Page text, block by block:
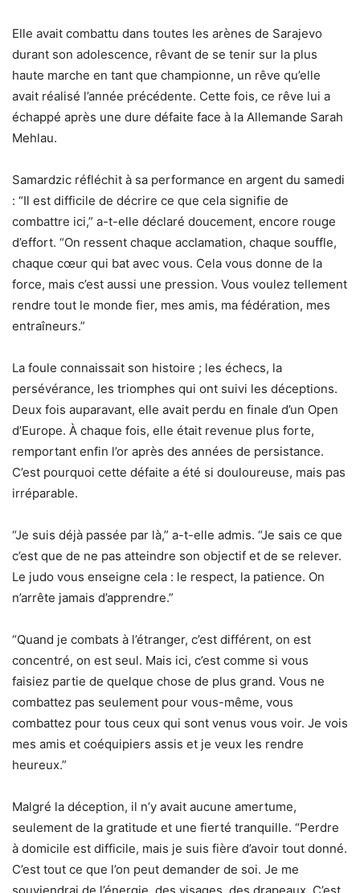
Elle avait combattu dans toutes les arènes de Sarajevo
durant son adolescence, rêvant de se tenir sur la plus
haute marche en tant que championne, un rêve qu’elle
avait réalisé l’année précédente. Cette fois, ce rêve lui a
échappé après une dure défaite face à la Allemande Sarah
Mehlau.
Samardzic réfléchit à sa performance en argent du samedi
: “Il est difficile de décrire ce que cela signifie de
combattre ici,” a-t-elle déclaré doucement, encore rouge
d’effort. “On ressent chaque acclamation, chaque souffle,
chaque cœur qui bat avec vous. Cela vous donne de la
force, mais c’est aussi une pression. Vous voulez tellement
rendre tout le monde fier, mes amis, ma fédération, mes
entraîneurs.”
La foule connaissait son histoire ; les échecs, la
persévérance, les triomphes qui ont suivi les déceptions.
Deux fois auparavant, elle avait perdu en finale d’un Open
d’Europe. À chaque fois, elle était revenue plus forte,
remportant enfin l’or après des années de persistance.
C’est pourquoi cette défaite a été si douloureuse, mais pas
irréparable.
“Je suis déjà passée par là,” a-t-elle admis. “Je sais ce que
c’est que de ne pas atteindre son objectif et de se relever.
Le judo vous enseigne cela : le respect, la patience. On
n’arrête jamais d’apprendre.”
“Quand je combats à l’étranger, c’est différent, on est
concentré, on est seul. Mais ici, c’est comme si vous
faisiez partie de quelque chose de plus grand. Vous ne
combattez pas seulement pour vous-même, vous
combattez pour tous ceux qui sont venus vous voir. Je vois
mes amis et coéquipiers assis et je veux les rendre
heureux.”
Malgré la déception, il n’y avait aucune amertume,
seulement de la gratitude et une fierté tranquille. “Perdre
à domicile est difficile, mais je suis fière d’avoir tout donné.
C’est tout ce que l’on peut demander de soi. Je me
souviendrai de l’énergie, des visages, des drapeaux. C’est